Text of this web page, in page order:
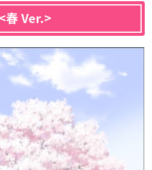
春 Ver.>